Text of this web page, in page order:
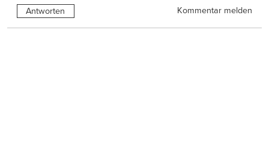
Antworten Kommentar melden